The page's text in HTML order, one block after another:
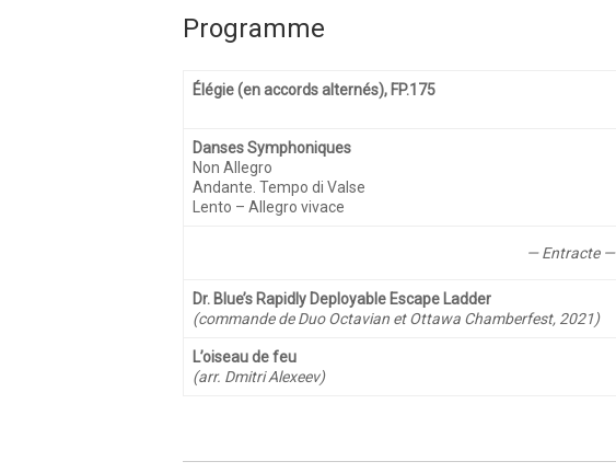
Programme
Élégie (en accords alternés), FP.175
Danses Symphoniques
Non Allegro
Andante. Tempo di Valse
Lento – Allegro vivace
— Entracte —
Dr. Blue’s Rapidly Deployable Escape Ladder
(commande de Duo Octavian et Ottawa Chamberfest, 2021)
L’oiseau de feu
(arr. Dmitri Alexeev)